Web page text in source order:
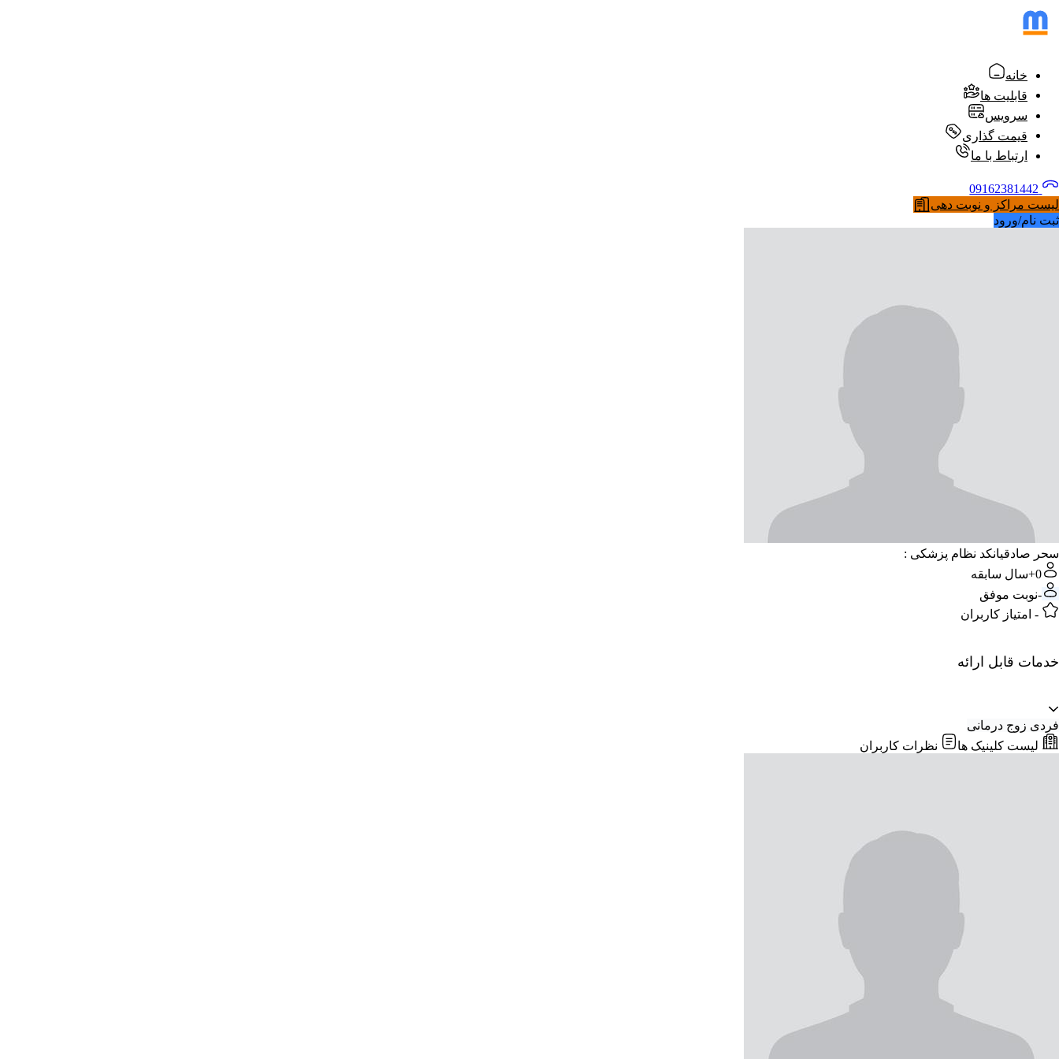
خانه
قابلیت ها
سرویس
قیمت گذاری
ارتباط با ما
لیست مراکز و نوبت دهی
ثبت نام/ورود
سحر صادقیانکد نظام پزشکی :
0+ سال سابقه
-نوبت موفق
- امتیاز کاربران
خدمات قابل ارائه
فردی زوج درمانی
لیست کلینیک ها
نظرات کاربران